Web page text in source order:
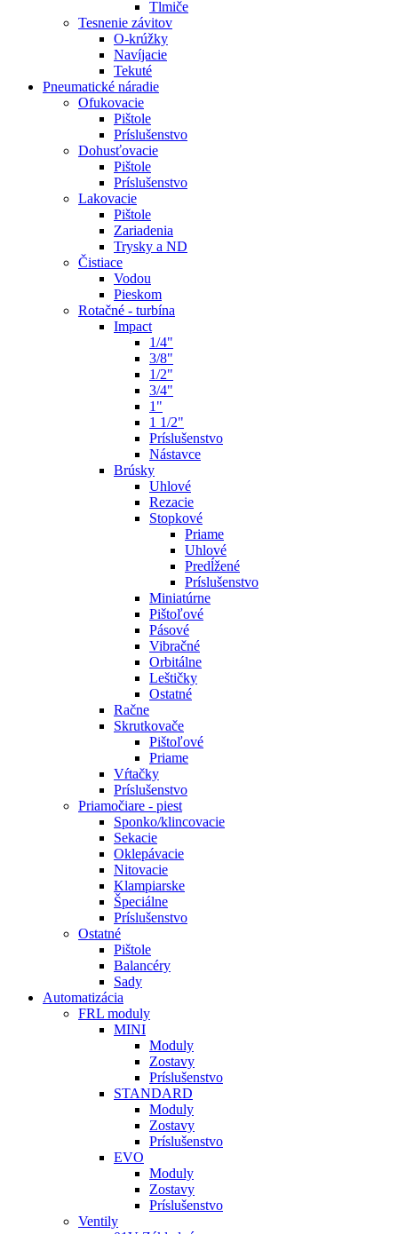
Tlmiče
Tesnenie závitov
O-krúžky
Navíjacie
Tekuté
Pneumatické náradie
Ofukovacie
Pištole
Príslušenstvo
Dohusťovacie
Pištole
Príslušenstvo
Lakovacie
Pištole
Zariadenia
Trysky a ND
Čistiace
Vodou
Pieskom
Rotačné - turbína
Impact
1/4"
3/8"
1/2"
3/4"
1"
1 1/2"
Príslušenstvo
Nástavce
Brúsky
Uhlové
Rezacie
Stopkové
Priame
Uhlové
Predĺžené
Príslušenstvo
Miniatúrne
Pištoľové
Pásové
Vibračné
Orbitálne
Leštičky
Ostatné
Račne
Skrutkovače
Pištoľové
Priame
Vŕtačky
Príslušenstvo
Priamočiare - piest
Sponko/klincovacie
Sekacie
Oklepávacie
Nitovacie
Klampiarske
Špeciálne
Príslušenstvo
Ostatné
Pištole
Balancéry
Sady
Automatizácia
FRL moduly
MINI
Moduly
Zostavy
Príslušenstvo
STANDARD
Moduly
Zostavy
Príslušenstvo
EVO
Moduly
Zostavy
Príslušenstvo
Ventily